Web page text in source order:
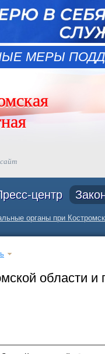
МЕРЫ
центр
органы при
области и